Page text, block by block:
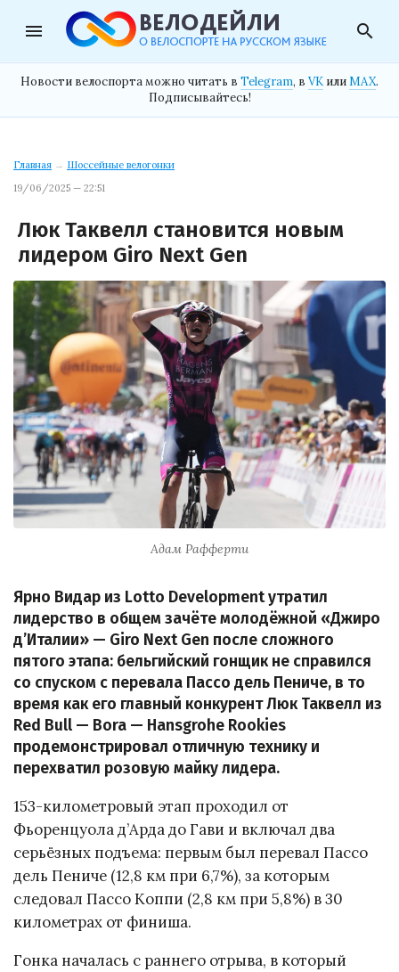
menu search
Новости велоспорта можно читать в Telegram, в VK илиMAX.
Подписывайтесь!
Главная → Шоссейные велогонки
19/06/2025 — 22:51
Люк Таквелл становится новым
лидером Giro Next Gen
Адам Рафферти
Ярно Видар из Lotto Development утратил
лидерство в общем зачёте молодёжной «Джиро
д’Италии» — Giro Next Gen после сложного
пятого этапа: бельгийский гонщик не справился
со спуском с перевала Пассо дель Пениче, в то
время как его главный конкурент Люк Таквелл из
Red Bull — Bora — Hansgrohe Rookies
продемонстрировал отличную технику и
перехватил розовую майку лидера.
153-километровый этап проходил от
Фьоренцуола д’Арда до Гави и включал два
серьёзных подъема: первым был перевал Пассо
дель Пениче (12,8 км при 6,7%), за которым
следовал Пассо Коппи (2,8 км при 5,8%) в 30
километрах от финиша.
Гонка началась с раннего отрыва, в который